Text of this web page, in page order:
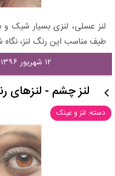
لنز عسلی، لنزی بسیار شیک
طیف مناسب این رنگ لنز، نگاه
۱۲ شهریور ۱۳۹۶ - ۱۶:۲۸
لنز چشم - لنزهای
دسته: لنز و عینک